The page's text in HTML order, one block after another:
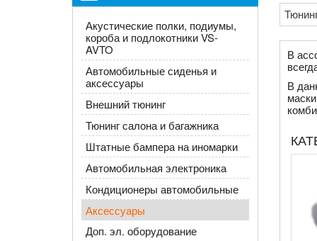
Акустические полки, подиумы,
короба и подлокотники VS-
AVTO
Автомобильные сиденья и
аксессуары
Внешний тюнинг
Тюнинг салона и багажника
Штатные бампера на иномарки
Автомобильная электроника
Кондиционеры автомобильные
Аксессуары
Доп. эл. оборудование
В
В